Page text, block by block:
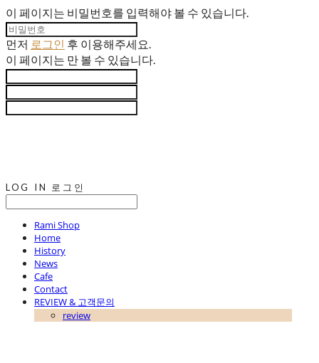
이 페이지는 비밀번호를 입력해야 볼 수 있습니다.
먼저 로그인 후 이용해주세요.
이 페이지는 만 볼 수 있습니다.
LOG IN 로그인
Rami Shop
Home
History
News
Cafe
Contact
REVIEW & 고객문의
review